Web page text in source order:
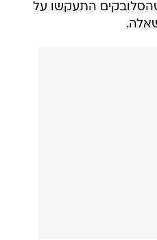
התעקשו על